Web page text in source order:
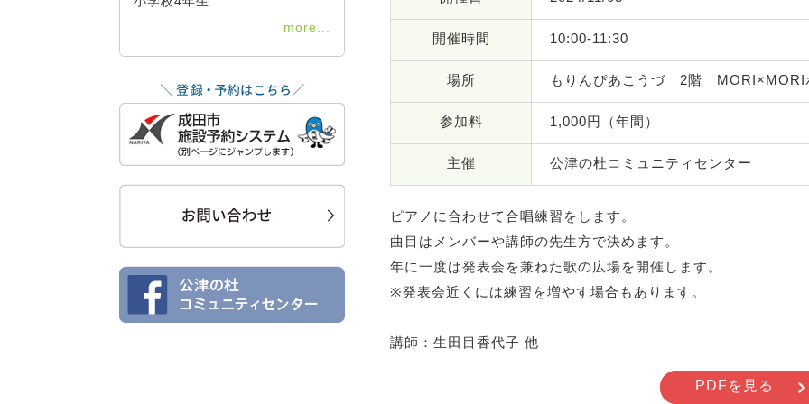
開催時間 10:00-11:30
場所 もりんぴあこうづ 2階 MORI×MORI
参加料 1,000円（年間）
主催 公津の杜コミュニティセンター
ピアノに合わせて合唱練習をします。
曲目はメンバーや講師の先生方で決めます。
年に一度は発表会を兼ねた歌の広場を開催します。
※発表会近くには練習を増やす場合もあります。
講師：生田目香代子 他
PDFを見る
more...